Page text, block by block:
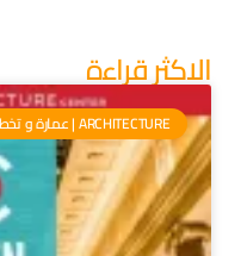
الاكثر قراءة
ARCHITECTURE | عمارة و تخطيط